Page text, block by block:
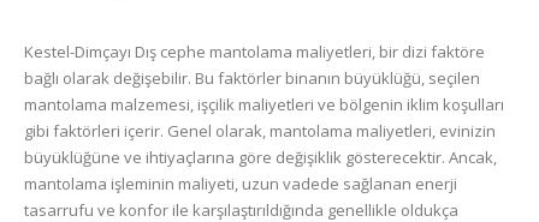
Kestel-Dimçayı Dış cephe mantolama maliyetleri, bir dizi faktöre
bağlı olarak değişebilir. Bu faktörler binanın büyüklüğü, seçilen
mantolama malzemesi, işçilik maliyetleri ve bölgenin iklim koşulları
gibi faktörleri içerir. Genel olarak, mantolama maliyetleri, evinizin
büyüklüğüne ve ihtiyaçlarına göre değişiklik gösterecektir. Ancak,
mantolama işleminin maliyeti, uzun vadede sağlanan enerji
tasarrufu ve konfor ile karşılaştırıldığında genellikle oldukça